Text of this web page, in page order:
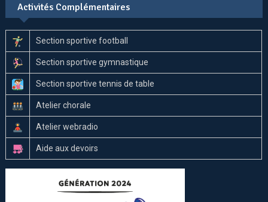
Activités Complémentaires
Section sportive football
Section sportive gymnastique
Section sportive tennis de table
Atelier chorale
Atelier webradio
Aide aux devoirs